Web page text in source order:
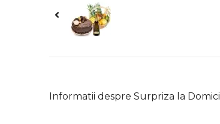
Informatii despre Surpriza la